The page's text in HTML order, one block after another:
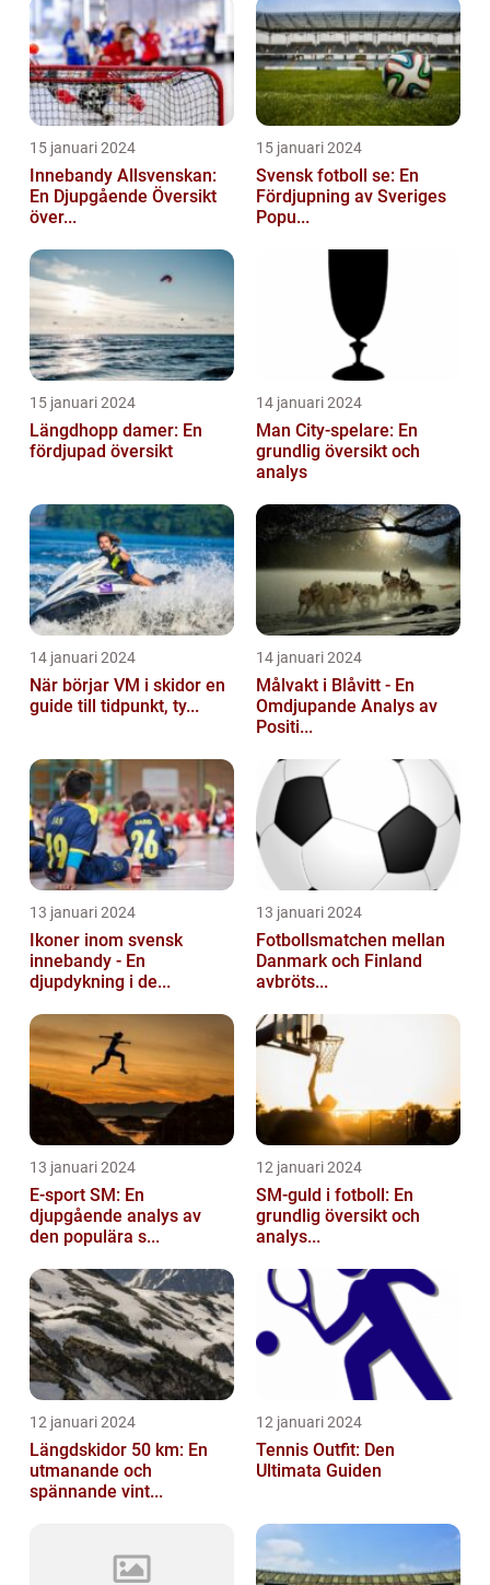
15 januari 2024
Innebandy Allsvenskan:
En Djupgående Översikt
över...
15 januari 2024
Svensk fotboll se: En
Fördjupning av Sveriges
Popu...
15 januari 2024
Längdhopp damer: En
fördjupad översikt
14 januari 2024
Man City-spelare: En
grundlig översikt och
analys
14 januari 2024
När börjar VM i skidor en
guide till tidpunkt, ty...
14 januari 2024
Målvakt i Blåvitt - En
Omdjupande Analys av
Positi...
13 januari 2024
Ikoner inom svensk
innebandy - En
djupdykning i de...
13 januari 2024
Fotbollsmatchen mellan
Danmark och Finland
avbröts...
13 januari 2024
E-sport SM: En
djupgående analys av
den populära s...
12 januari 2024
SM-guld i fotboll: En
grundlig översikt och
analys...
12 januari 2024
Längdskidor 50 km: En
utmanande och
spännande vint...
12 januari 2024
Tennis Outfit: Den
Ultimata Guiden